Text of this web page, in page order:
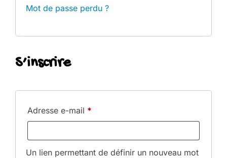
Mot de passe perdu ?
S’inscrire
Adresse e-mail *
Un lien permettant de définir un nouveau mot